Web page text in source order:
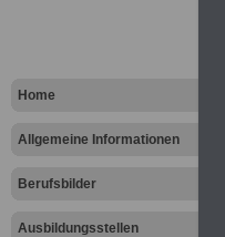
Home
Allgemeine Informationen
Berufsbilder
Ausbildungsstellen